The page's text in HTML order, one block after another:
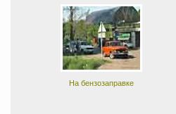
На бензозаправке